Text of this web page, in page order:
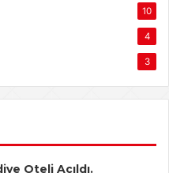
10
4
3
Oteli Açıldı.